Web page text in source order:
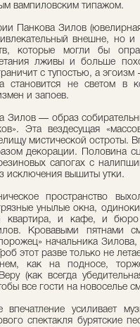
вампиловским типажом.
Панкова Зилов
внешне, но и
которые могли бы
лживы и больше
с тупостью, а
становится не светом в
и запоев.
Зилов — образ
Эта вездесущая
мистической остроты.
декорации. Половина
сапогах с
исключения вышиты утки.
пространство
унылые окна,
квартира, и кафе, и бюро
Кровавыми пятнами
начальника
этот разве только не
как на подносе,
(как всегда
все гости на новоселье
впечатление усиливает
спектакля бурятские